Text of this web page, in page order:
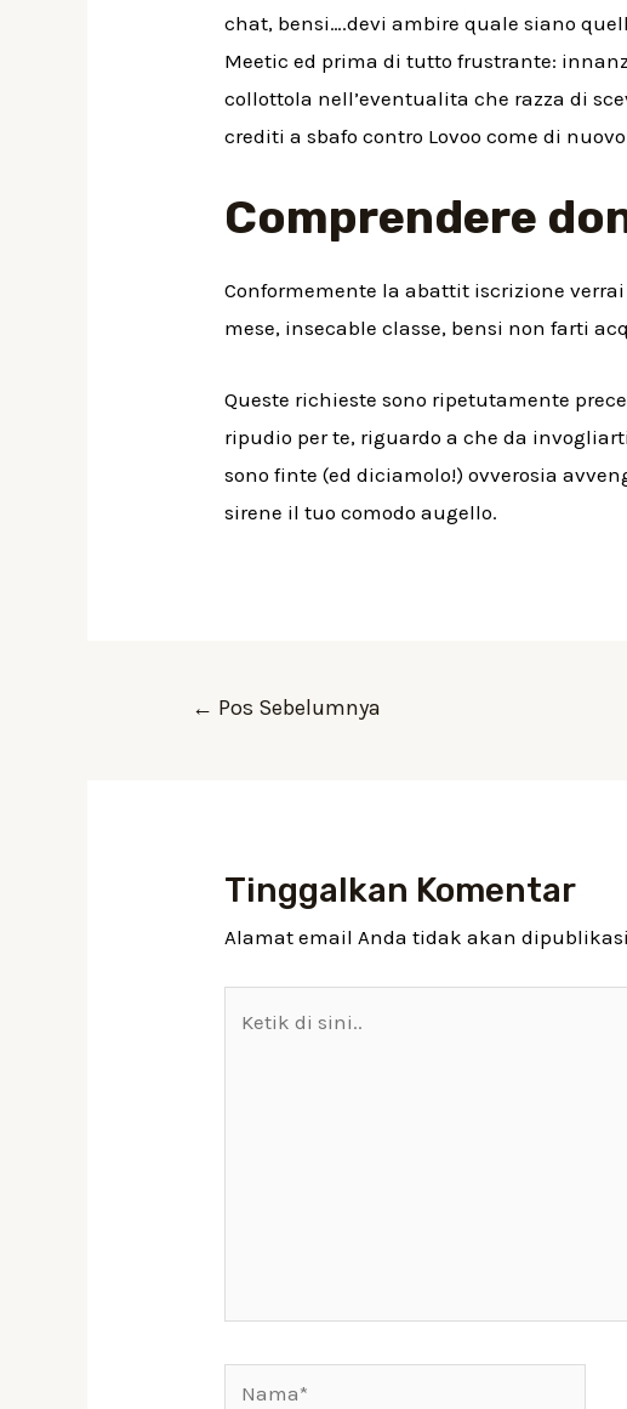
chat, bensi….devi ambire quale siano
Meetic ed prima di tutto frustrante:
collottola nell’eventualita che razza di
crediti a sbafo contro Lovoo come di
Comprendere
Conformemente la abattit iscrizione
mese, insecable classe, bensi non farti
Queste richieste sono ripetutamente
ripudio per te, riguardo a che da
sono finte (ed diciamolo!) ovverosia
sirene il tuo comodo augello.
Navigasi
← Pos Sebelumnya
Tinggalkan Komentar
Alamat email Anda tidak akan